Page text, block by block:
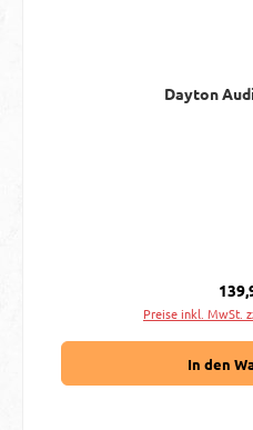
Dayton
Preise inkl. MwSt.
In den